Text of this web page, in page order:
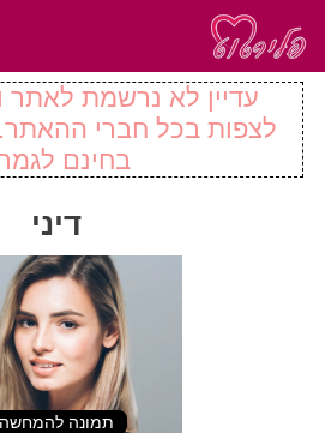
עדיין לא נרשמת לאתר
לצפות בכל חברי
בחינם
דיני
תמונה להמחשה